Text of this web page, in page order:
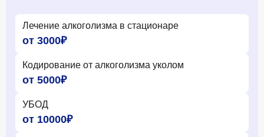
Лечение алкоголизма в стационаре
от 3000₽
Кодирование от алкоголизма уколом
от 5000₽
УБОД
от 10000₽